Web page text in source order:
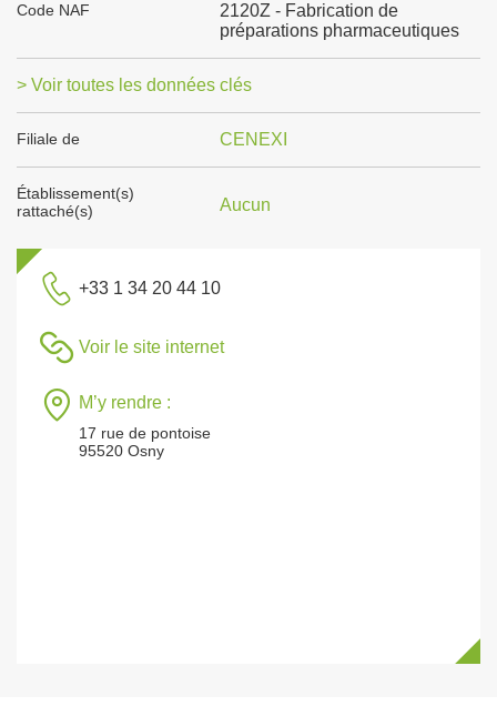
Code NAF
2120Z - Fabrication de
préparations pharmaceutiques
> Voir toutes les données clés
Filiale de CENEXI
Établissement(s)
rattaché(s)
Aucun
+33 1 34 20 44 10
Voir le site internet
M’y rendre :
17 rue de pontoise
95520 Osny